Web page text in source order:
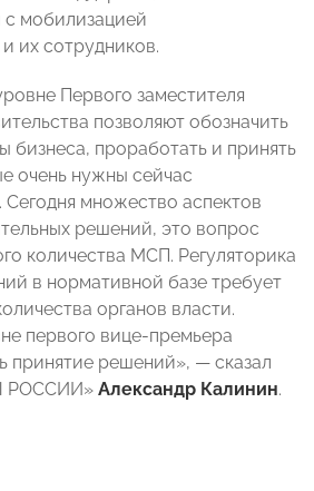
с мобилизацией
их сотрудников.
Первого заместителя
позволяют обозначить
бизнеса, проработать и принять
очень нужны сейчас
множество аспектов
решений, это вопрос
количества МСП. Регуляторика
в нормативной базе требует
органов власти.
первого вице-премьера
принятие решений», — сказал
РОССИИ» Александр Калинин.